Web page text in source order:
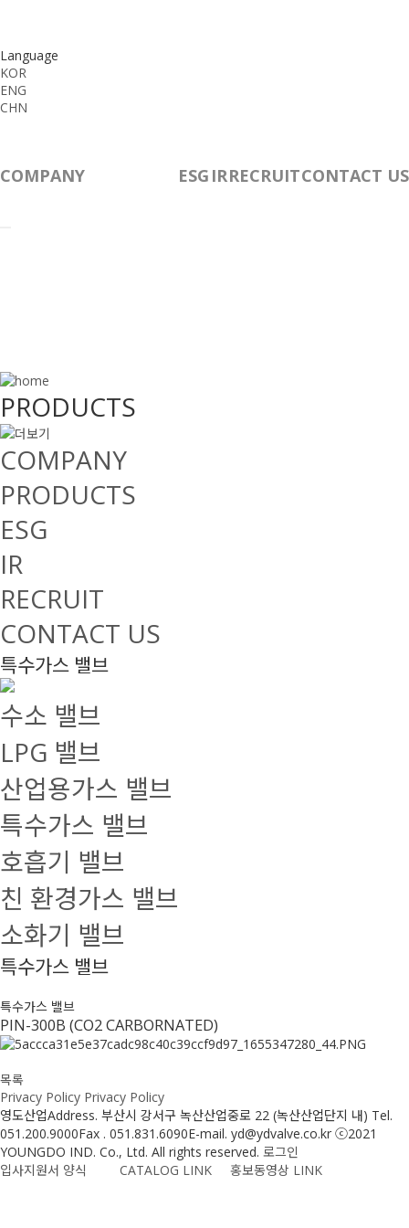
Language
KOR
ENG
CHN
COMPANY ESG IRRECRUITCONTACT US
PRODUCTS
COMPANY
PRODUCTS
ESG
IR
RECRUIT
CONTACT US
특수가스 밸브
수소 밸브
LPG 밸브
산업용가스 밸브
특수가스 밸브
호흡기 밸브
친 환경가스 밸브
소화기 밸브
특수가스 밸브
특수가스 밸브
PIN-300B (CO2 CARBORNATED)
목록
Privacy Policy Privacy Policy
영도산업Address. 부산시 강서구 녹산산업중로 22 (녹산산업단지 내) Tel.
051.200.9000Fax . 051.831.6090E-mail. yd@ydvalve.co.kr ⓒ2021
YOUNGDO IND. Co., Ltd. All rights reserved. 로그인
입사지원서 양식
CATALOG LINK 홍보동영상 LINK